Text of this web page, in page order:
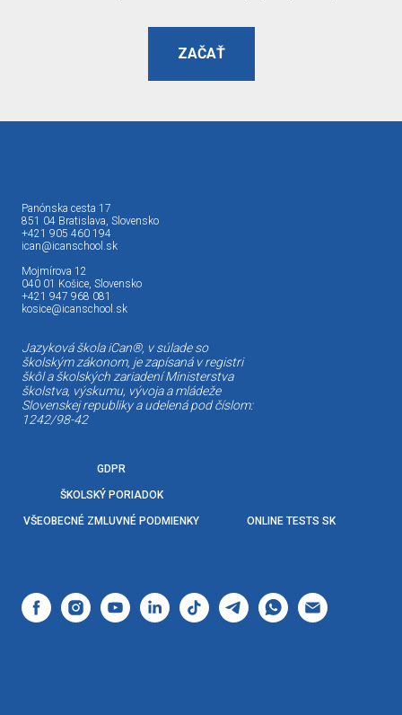
ZAČAŤ
Panónska cesta 17
851 04 Bratislava, Slovensko
+421 905 460 194
ican@icanschool.sk
Mojmírova 12
040 01 Košice, Slovensko
+421 947 968 081
kosice@icanschool.sk
Jazyková škola iCan®, v súlade so
školským zákonom, je zapísaná v registri
škôl a školských zariadení Ministerstva
školstva, výskumu, vývoja a mládeže
Slovenskej republiky a udelená pod číslom:
1242/98-42
GDPR
ŠKOLSKÝ PORIADOK
VŠEOBECNÉ ZMLUVNÉ PODMIENKY ONLINE TESTS SK